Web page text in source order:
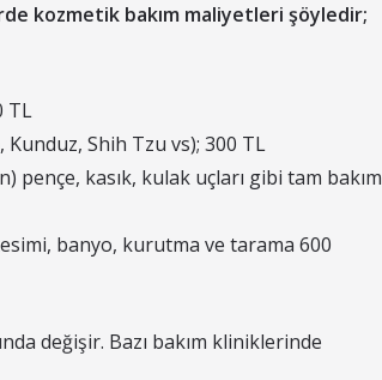
kozmetik bakım maliyetleri şöyledir;
TL
Shih Tzu vs); 300 TL
pençe, kasık, kulak uçları gibi tam bakım
banyo, kurutma ve tarama 600
değişir. Bazı bakım kliniklerinde